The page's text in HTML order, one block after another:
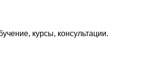
курсы, консультации.